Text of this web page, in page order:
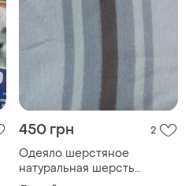
450 грн 2
Одеяло шерстяное
натуральная шерсть